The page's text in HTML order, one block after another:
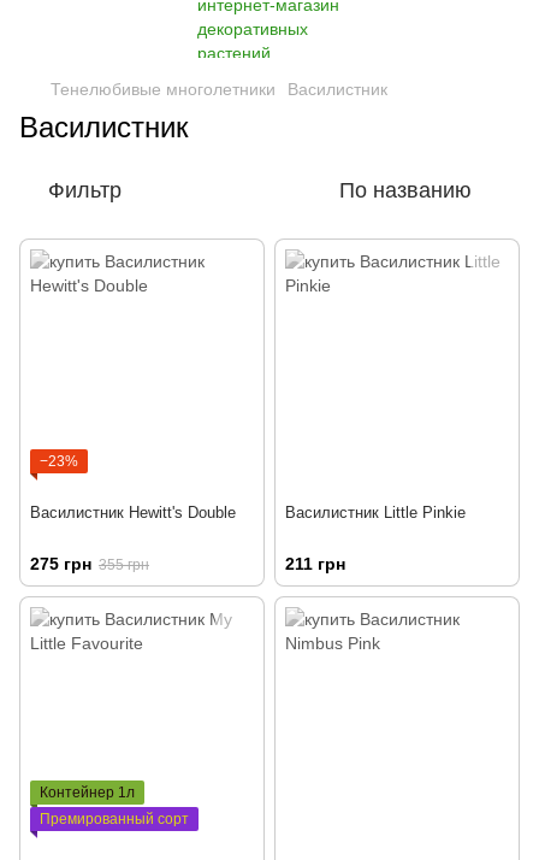
Тенелюбивые многолетники Василистник
Василистник
Фильтр По названию
−23%
Василистник Hewitt's Double
275 грн 355 грн
Василистник Little Pinkie
211 грн
Контейнер 1л
Премированный сорт